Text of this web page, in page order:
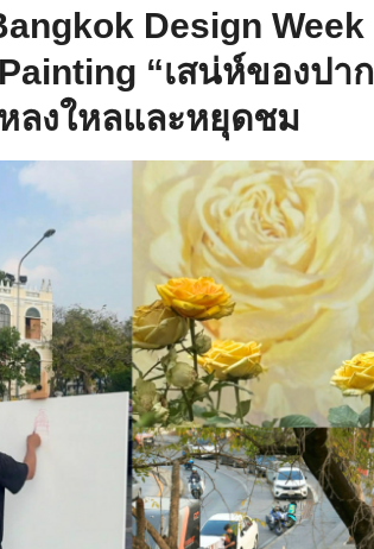
Design Week
“เสน่ห์ของปาก
ลงใหลและหยุดชม